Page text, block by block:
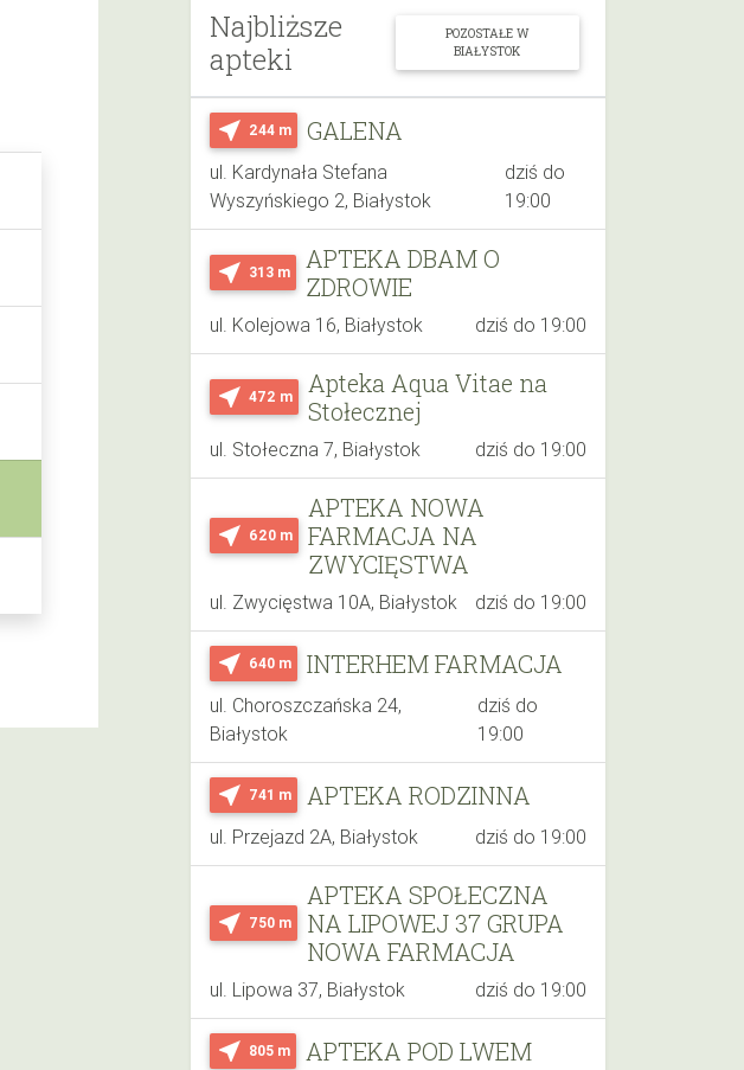
Najbliższe
apteki
POZOSTAŁE W
BIAŁYSTOK
near_me 244 m GALENA
ul. Kardynała Stefana
Wyszyńskiego 2, Białystok
dziś do
19:00
near_me 313 m
APTEKA DBAM O
ZDROWIE
ul. Kolejowa 16, Białystok dziś do 19:00
near_me 472 m
Apteka Aqua Vitae na
Stołecznej
ul. Stołeczna 7, Białystok dziś do 19:00
near_me 620 m
APTEKA NOWA
FARMACJA NA
ZWYCIĘSTWA
ul. Zwycięstwa 10A, Białystok dziś do 19:00
near_me 640 m INTERHEM FARMACJA
ul. Choroszczańska 24,
Białystok
dziś do
19:00
near_me 741 m APTEKA RODZINNA
ul. Przejazd 2A, Białystok dziś do 19:00
near_me 750 m
APTEKA SPOŁECZNA
NA LIPOWEJ 37 GRUPA
NOWA FARMACJA
ul. Lipowa 37, Białystok dziś do 19:00
near_me 805 m APTEKA POD LWEM